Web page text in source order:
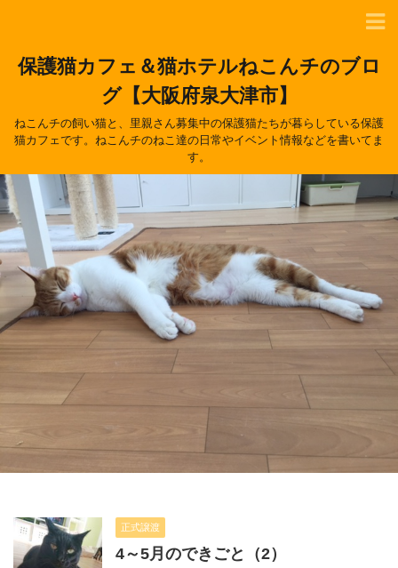
保護猫カフェ＆猫ホテルねこんチのブロ
グ【大阪府泉大津市】
ねこんチの飼い猫と、里親さん募集中の保護猫たちが暮らしている保護
猫カフェです。ねこんチのねこ達の日常やイベント情報などを書いてま
す。
正式譲渡
4～5月のできごと（2）